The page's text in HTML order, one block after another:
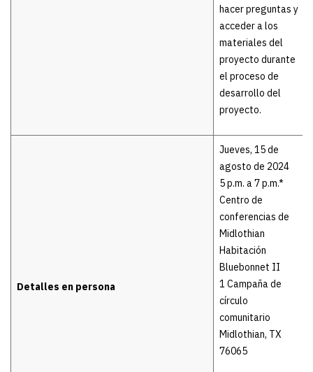
hacer preguntas y
acceder a los
materiales del
proyecto durante
el proceso de
desarrollo del
proyecto.
Detalles en persona
Jueves, 15 de
agosto de 2024
5 p.m. a 7 p.m.*
Centro de
conferencias de
Midlothian
Habitación
Bluebonnet II
1 Campaña de
círculo
comunitario
Midlothian, TX
76065